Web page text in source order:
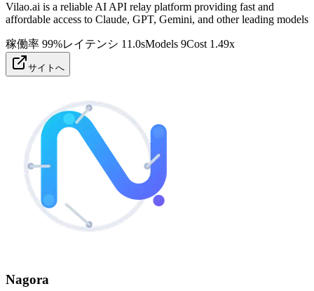
Vilao.ai is a reliable AI API relay platform providing fast and
affordable access to Claude, GPT, Gemini, and other leading models
稼働率 99%レイテンシ 11.0sModels 9Cost 1.49x
サイトへ
Nagora